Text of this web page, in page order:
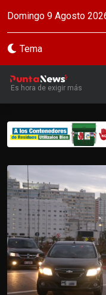
Domingo 9 Agosto
Tema
Es hora de exigir más